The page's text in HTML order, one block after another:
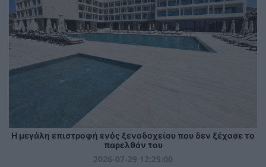
Η μεγάλη επιστροφή ενός ξενοδοχείου που δεν ξέχασε το
παρελθόν του
2026-07-29 12:25:00